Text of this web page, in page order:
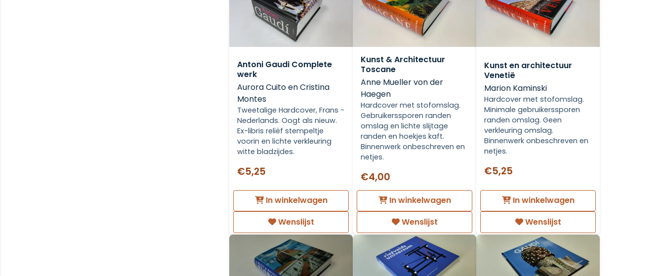
Antoni Gaudi Complete
werk
Aurora Cuito en Cristina
Montes
Tweetalige Hardcover, Frans -
Nederlands. Oogt als nieuw.
Ex-libris reliëf stempeltje
voorin en lichte verkleuring
witte bladzijdes.
€5,25
In winkelwagen
Wenslijst
Kunst & Architectuur
Toscane
Anne Mueller von der
Haegen
Hardcover met stofomslag.
Gebruikerssporen randen
omslag en lichte slijtage
randen en hoekjes kaft.
Binnenwerk onbeschreven en
netjes.
€4,00
In winkelwagen
Wenslijst
Kunst en architectuur
Venetië
Marion Kaminski
Hardcover met stofomslag.
Minimale gebruikerssporen
randen omslag. Geen
verkleuring omslag.
Binnenwerk onbeschreven en
netjes.
€5,25
In winkelwagen
Wenslijst